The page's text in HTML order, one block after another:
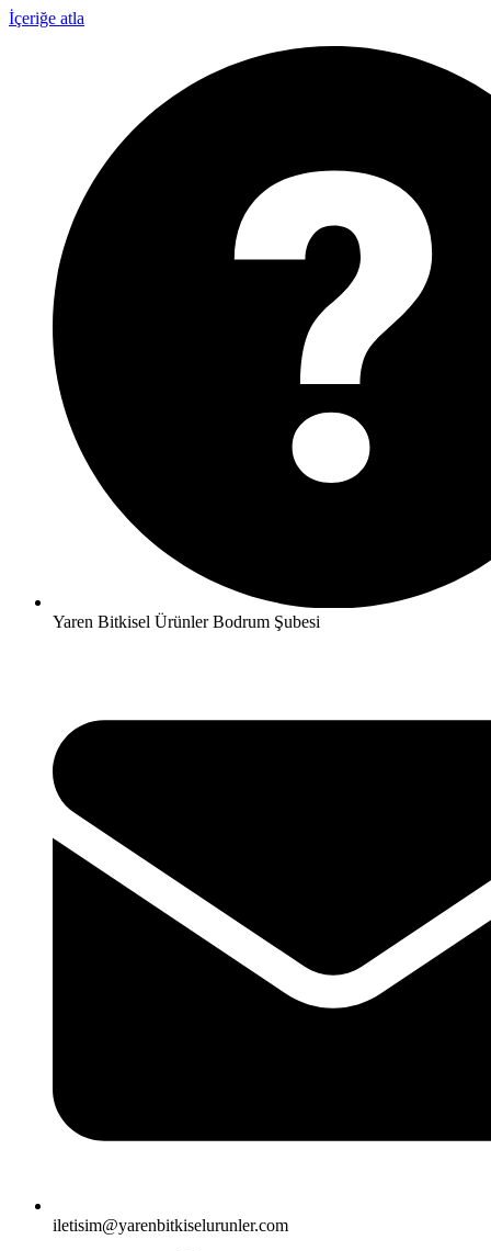
İçeriğe atla
Yaren Bitkisel Ürünler Bodrum Şubesi
iletisim@yarenbitkiselurunler.com